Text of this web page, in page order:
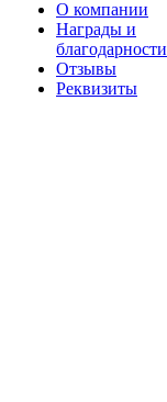
О компании
Награды и
благодарности
Отзывы
Реквизиты